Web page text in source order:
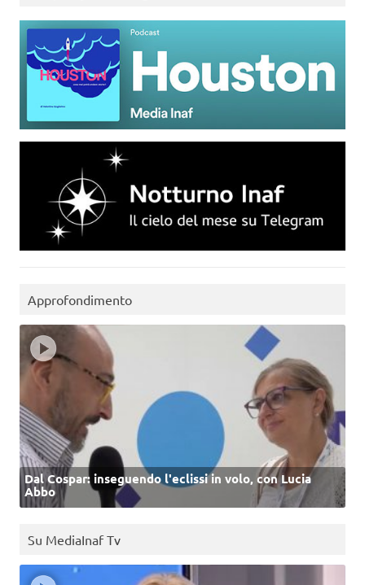
Approfondimento
Dal Cospar: inseguendo l'eclissi in volo, con Lucia
Abbo
Su MediaInaf Tv